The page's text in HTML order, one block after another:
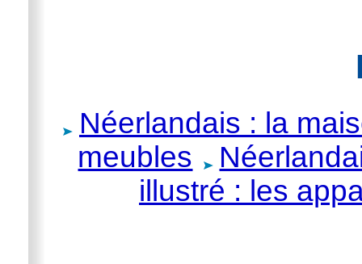
Néerlandais : la
meubles
illustré : les